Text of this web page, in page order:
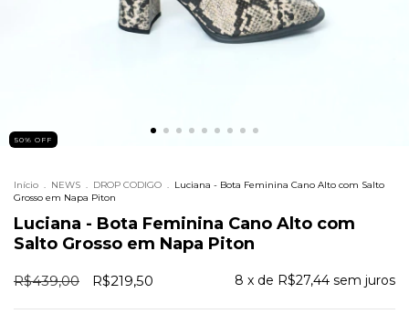
50% OFF
Início . NEWS . DROP CODIGO . Luciana - Bota Feminina Cano Alto com Salto
Grosso em Napa Piton
Luciana - Bota Feminina Cano Alto com
Salto Grosso em Napa Piton
R$439,00 R$219,50 8 x de R$27,44 sem juros